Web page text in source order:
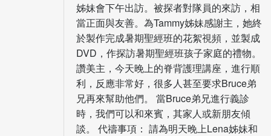
姊妹會下午出訪。被探者對隊員的來訪，相
當正面與友善。為Tammy姊妹感謝主，她終
於製作完成暑期聖經班的花絮視頻，並製成
DVD，作探訪暑期聖經班孩子家庭的禮物。
讚美主，今天晚上的脊背護理講座，進行順
利，反應非常好，很多人甚至要求Bruce弟
兄再來幫助他們。 當Bruce弟兄進行義診
時，我們可以和來賓，其家人或新朋友傾
談。 代禱事項： 請為明天晚上Lena姊妹和